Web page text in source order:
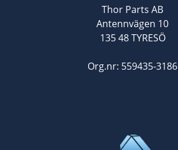
Thor Parts AB
Antennvägen 10
135 48 TYRESÖ
Org.nr: 559435-3186